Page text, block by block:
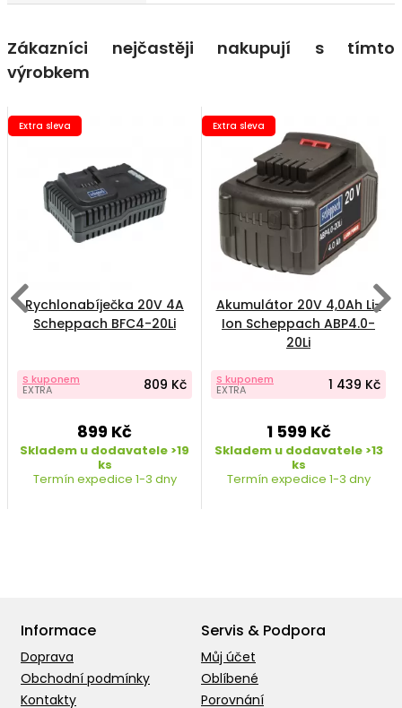
Zákazníci nejčastěji nakupují s tímto
výrobkem
Extra sleva
Rychlonabíječka 20V 4A
Scheppach BFC4-20Li
S kuponem
EXTRA 809 Kč
899 Kč
Skladem u dodavatele >19
ks
Termín expedice 1-3 dny
Extra sleva
Akumulátor 20V 4,0Ah Li-
Ion Scheppach ABP4.0-
20Li
S kuponem
EXTRA 1 439 Kč
1 599 Kč
Skladem u dodavatele >13
ks
Termín expedice 1-3 dny
Informace
Doprava
Obchodní podmínky
Kontakty
Servis & Podpora
Můj účet
Oblíbené
Porovnání